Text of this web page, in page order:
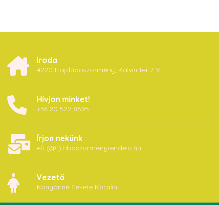
Iroda
4220 Hajdúböszörmény, Kálvin tér 7-9
Hívjon minket!
+36 20 522 8595
Írjon nekünk
efi (@ ) hboszormenyrendelo.hu
Vezető
Konyáriné Fekete Katalin